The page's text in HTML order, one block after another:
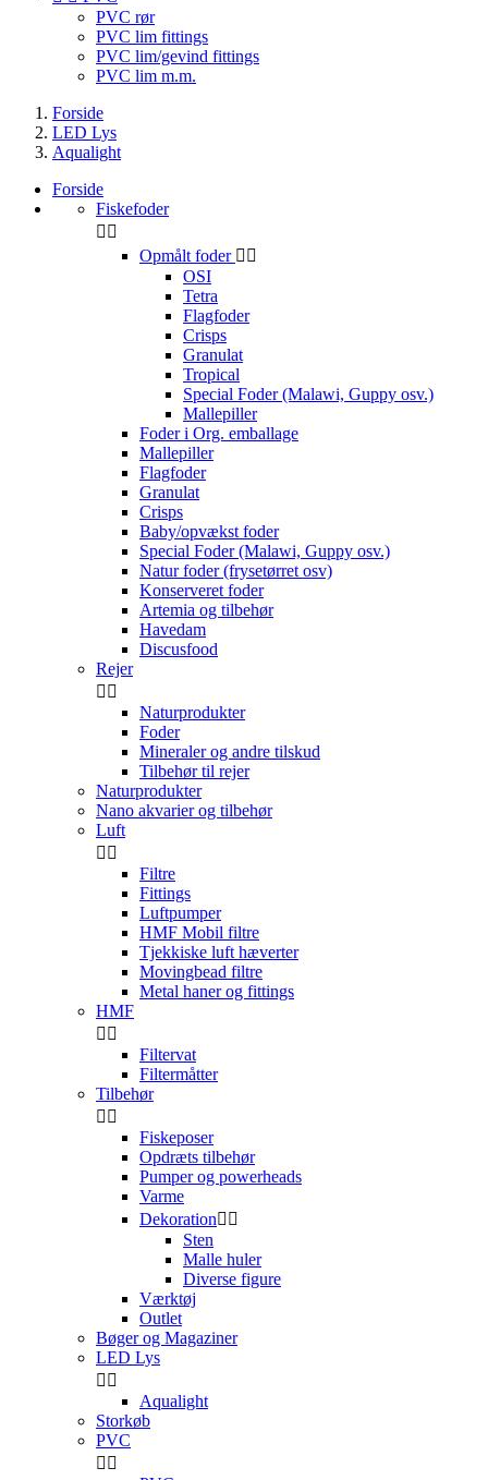
PVC rør
PVC lim fittings
PVC lim/gevind fittings
PVC lim m.m.
Forside
LED Lys
Aqualight
Forside
Fiskefoder
 
Opmålt foder  
OSI
Tetra
Flagfoder
Crisps
Granulat
Tropical
Special Foder (Malawi, Guppy osv.)
Mallepiller
Foder i Org. emballage
Mallepiller
Flagfoder
Granulat
Crisps
Baby/opvækst foder
Special Foder (Malawi, Guppy osv.)
Natur foder (frysetørret osv)
Konserveret foder
Artemia og tilbehør
Havedam
Discusfood
Rejer
 
Naturprodukter
Foder
Mineraler og andre tilskud
Tilbehør til rejer
Naturprodukter
Nano akvarier og tilbehør
Luft
 
Filtre
Fittings
Luftpumper
HMF Mobil filtre
Tjekkiske luft hæverter
Movingbead filtre
Metal haner og fittings
HMF
 
Filtervat
Filtermåtter
Tilbehør
 
Fiskeposer
Opdræts tilbehør
Pumper og powerheads
Varme
Dekoration 
Sten
Malle huler
Diverse figure
Værktøj
Outlet
Bøger og Magaziner
LED Lys
 
Aqualight
Storkøb
PVC
 